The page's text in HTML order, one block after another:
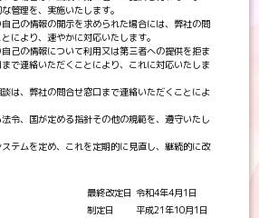
管理を、実施いたします。
己の情報の開示を求められた場合には、弊社の問
により、速やかに対応いたします。
己の情報について利用又は第三者への提供を拒ま
で連絡いただくことにより、これに対応いたしま
は、弊社の問合せ窓口まで連絡いただくことによ
令、国が定める指針その他の規範を、遵守いたし
テムを定め、これを定期的に見直し、継続的に改
最終改定日 令和4年4月1日
制定日
平成21年10月1日